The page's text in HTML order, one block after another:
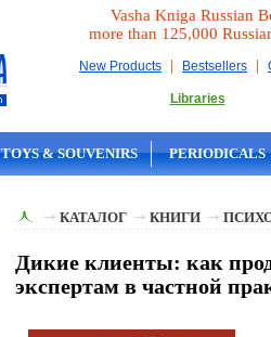
Vasha Kniga Russian
more than 125,000
New Products | Bestsellers |
Libraries
TOYS & SOUVENIRS PERIODICALS
КАТАЛОГ КНИГИ
Дикие клиенты: как
экспертам в частной